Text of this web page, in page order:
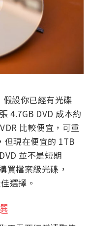
設你已經有光碟
4.7GB DVD 成本約
比較便宜，可重
但現在便宜的 1TB
並不是短期
買檔案級光碟，
選擇。